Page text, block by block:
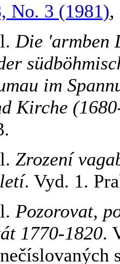
No. 3 (1981),
Die 'armben
im
Kirche
Zrození
. Vyd. 1.
Pozorovat,
1770-1820.